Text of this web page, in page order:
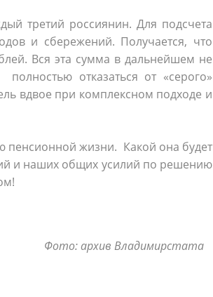
третий россиянин. Для подсчета
и сбережений. Получается, что
Вся эта сумма в дальнейшем не
отказаться от «серого»
вдвое при комплексном подходе и
пенсионной жизни. Какой она будет
и наших общих усилий по решению
Фото: архив Владимирстата